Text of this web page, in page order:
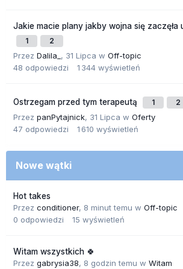
Jakie macie plany jakby wojna się zaczęła
1 2
Przez Dalila_ , 31 Lipca w Off-topic
48 odpowiedzi 1 344 wyświetleń
Ostrzegam przed tym terapeutą 1 2
Przez panPytajnick, 31 Lipca w Oferty
47 odpowiedzi 1 610 wyświetleń
Nowe wątki
Hot takes
Przez conditioner, 8 minut temu w Off-topic
0 odpowiedzi 15 wyświetleń
Witam wszystkich 🍀
Przez gabrysia38, 8 godzin temu w Witam